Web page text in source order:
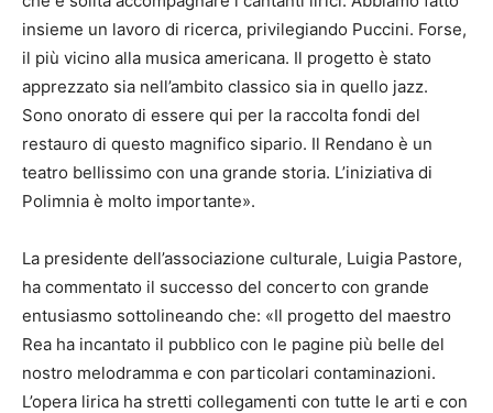
insieme un lavoro di ricerca, privilegiando Puccini. Forse,
il più vicino alla musica americana. Il progetto è stato
apprezzato sia nell’ambito classico sia in quello jazz.
Sono onorato di essere qui per la raccolta fondi del
restauro di questo magnifico sipario. Il Rendano è un
teatro bellissimo con una grande storia. L’iniziativa di
Polimnia è molto importante».
La presidente dell’associazione culturale, Luigia Pastore,
ha commentato il successo del concerto con grande
entusiasmo sottolineando che: «Il progetto del maestro
Rea ha incantato il pubblico con le pagine più belle del
nostro melodramma e con particolari contaminazioni.
L’opera lirica ha stretti collegamenti con tutte le arti e con